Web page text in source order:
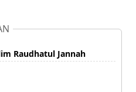
Raudhatul Jannah